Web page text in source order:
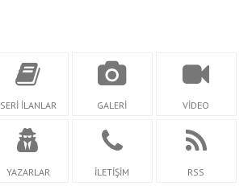
SERİ İLANLAR GALERİ VİDEO
YAZARLAR İLETİŞİM RSS